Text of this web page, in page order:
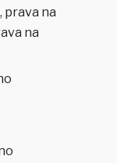
Sarajevu
prava na
na